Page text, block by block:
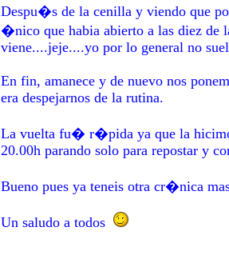
Despu�s de la cenilla y viendo que
�nico que habia abierto a las diez de
viene....jeje....yo por lo general no
En fin, amanece y de nuevo nos
era despejarnos de la rutina.
La vuelta fu� r�pida ya que la
20.00h parando solo para repostar y
Bueno pues ya teneis otra cr�nica
Un saludo a todos